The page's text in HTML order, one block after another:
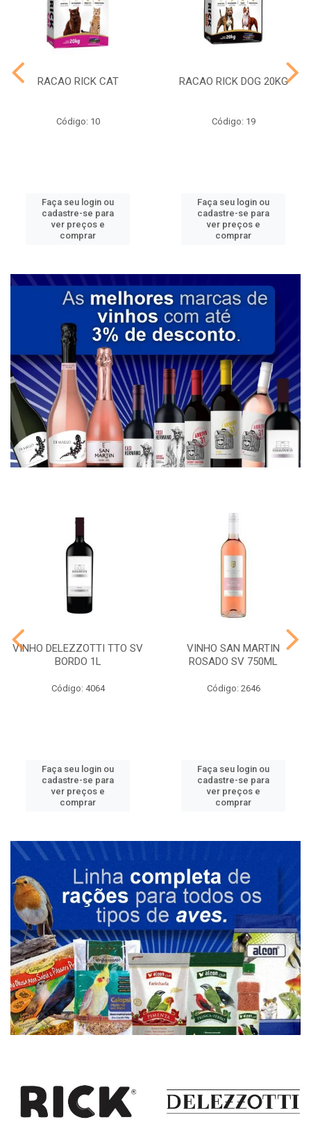
RACAO RICK CAT
Código: 10
Faça seu login ou
cadastre-se para
ver preços e
comprar
RACAO RICK DOG 20KG
Código: 19
Faça seu login ou
cadastre-se para
ver preços e
comprar
VINHO DELEZZOTTI TTO SV
BORDO 1L
Código: 4064
Faça seu login ou
cadastre-se para
ver preços e
comprar
VINHO SAN MARTIN
ROSADO SV 750ML
Código: 2646
Faça seu login ou
cadastre-se para
ver preços e
comprar